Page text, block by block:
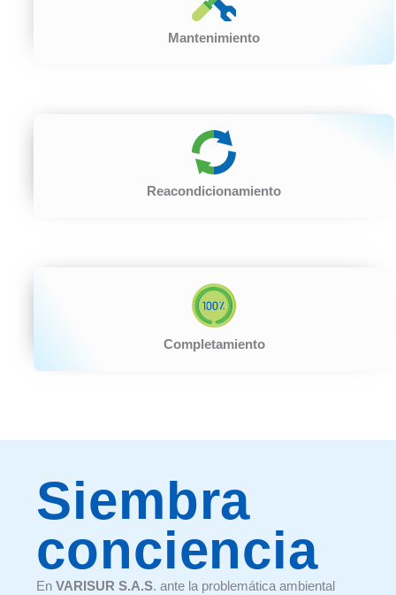
Mantenimiento
Extensiones premium
Reacondicionamiento
Completamiento
Siembra
conciencia
En VARISUR S.A.S. ante la problemática ambiental